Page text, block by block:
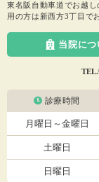
東名阪自動車道でお越し
用の方は新西方3丁目で
当院につ
TEL.
診療時間
月曜日～金曜日
土曜日
日曜日